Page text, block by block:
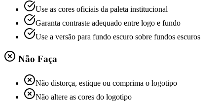
Use as cores oficiais da paleta institucional
Garanta contraste adequado entre logo e fundo
Use a versão para fundo escuro sobre fundos escuros
Não Faça
Não distorça, estique ou comprima o logotipo
Não altere as cores do logotipo